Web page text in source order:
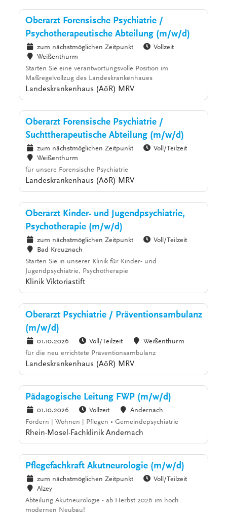
Oberarzt Forensische Psychiatrie /
Psychotherapeutische Abteilung (m/w/d)
zum nächstmöglichen Zeitpunkt
Vollzeit
Weißenthurm
Starten Sie eine verantwortungsvolle Position im
Maßregelvollzug des Landeskrankenhaues
Landeskrankenhaus (AöR) MRV
Oberarzt Forensische Psychiatrie /
Suchttherapeutische Abteilung (m/w/d)
zum nächstmöglichen Zeitpunkt
Voll/Teilzeit
Weißenthurm
für unsere Forensische Psychiatrie
Landeskrankenhaus (AöR) MRV
Oberarzt Kinder- und Jugendpsychiatrie,
Psychotherapie (m/w/d)
zum nächstmöglichen Zeitpunkt
Voll/Teilzeit
Bad Kreuznach
Starten Sie in unserer Klinik für Kinder- und
Jugendpsychiatrie, Psychotherapie
Klinik Viktoriastift
Oberarzt Psychiatrie / Präventionsambulanz
(m/w/d)
01.10.2026 Voll/Teilzeit
Weißenthurm
für die neu errichtete Präventionsambulanz
Landeskrankenhaus (AöR) MRV
Pädagogische Leitung FWP (m/w/d)
01.10.2026 Vollzeit
Andernach
Fördern | Wohnen | Pflegen • Gemeindepsychiatrie
Rhein-Mosel-Fachklinik Andernach
Pflegefachkraft Akutneurologie (m/w/d)
zum nächstmöglichen Zeitpunkt
Voll/Teilzeit
Alzey
Abteilung Akutneurologie - ab Herbst 2026 im hoch
modernen Neubau!